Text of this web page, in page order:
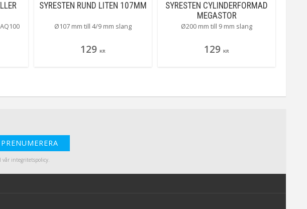
SYRESTEN RUND LITEN 107MM
Ø107 mm till 4/9 mm slang
129 KR
SYRESTEN CYLINDERFORMAD
MEGASTOR
Ø200 mm till 9 mm slang
129 KR
PRENUMERERA
vår integritetspolicy.